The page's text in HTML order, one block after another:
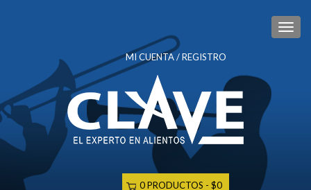
MI CUENTA / REGISTRO
0 PRODUCTOS $0